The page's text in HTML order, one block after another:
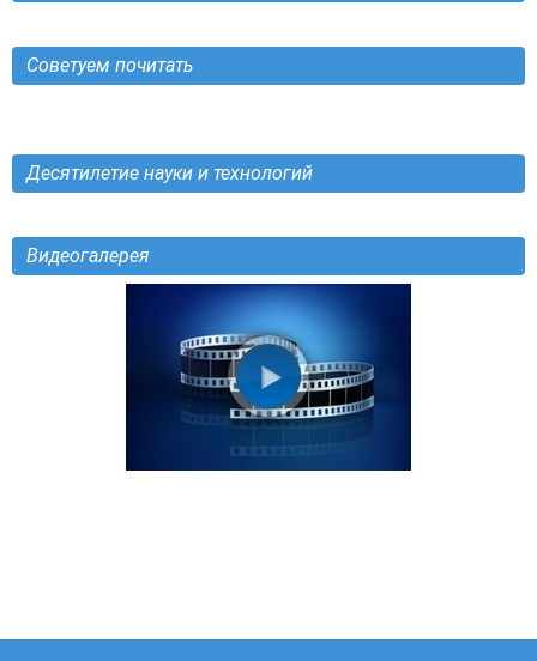
Советуем почитать
Десятилетие науки и технологий
Видеогалерея